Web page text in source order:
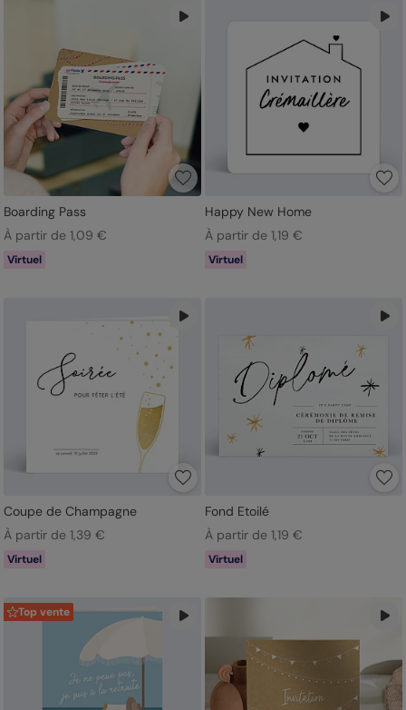
fond de l’animation ! Au lieu de lécher une à une les
vos destinataires, choisir la date d’envoi de votre carte
d’invitation virtuelle et cliquer sur envoyer ! Dénichez votre
invitation virtuelle préférée parmi toute notre collection au cœur
des tendances ! Et si vous avez une question, ou un doute,
notre équipe se tient à votre disposition par mail ou téléphone
pour vous guider dans votre commande !
Boarding Pass
À partir de 1,09 €
Virtuel
Happy New Home
À partir de 1,19 €
Virtuel
Coupe de Champagne
À partir de 1,39 €
Virtuel
Fond Etoilé
À partir de 1,19 €
Virtuel
Top vente